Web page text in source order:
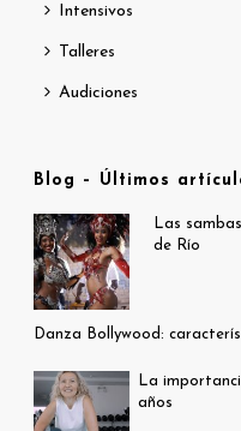
Intensivos
Talleres
Audiciones
Blog – Últimos
Las
de Río
Danza Bollywood:
La
años